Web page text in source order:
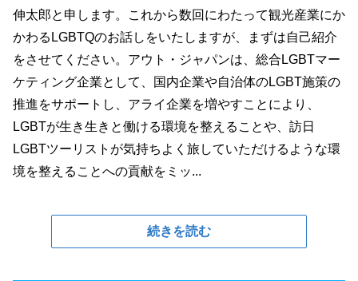
伸太郎と申します。これから数回にわたって観光産業にか
かわるLGBTQのお話しをいたしますが、まずは自己紹介
をさせてください。アウト・ジャパンは、総合LGBTマー
ケティング企業として、国内企業や自治体のLGBT施策の
推進をサポートし、アライ企業を増やすことにより、
LGBTが生き生きと働ける環境を整えることや、訪日
LGBTツーリストが気持ちよく旅していただけるような環
境を整えることへの貢献をミッ...
続きを読む